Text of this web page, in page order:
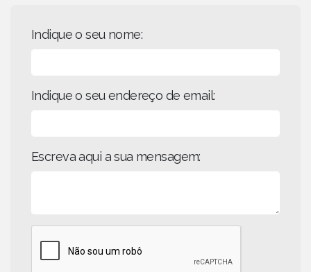
Indique o seu nome:
Indique o seu endereço de email:
Escreva aqui a sua mensagem: